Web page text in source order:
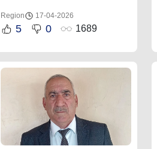
Region 17-04-2026
5 0 1689